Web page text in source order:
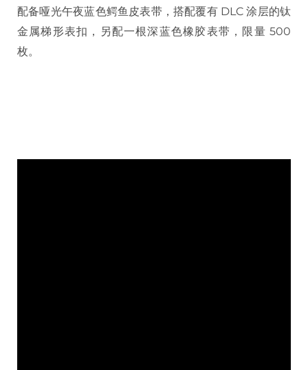
配备哑光午夜蓝色鳄鱼皮表带，搭配覆有 DLC 涂层的钛
金属梯形表扣，另配一根深蓝色橡胶表带，限量 500
枚。